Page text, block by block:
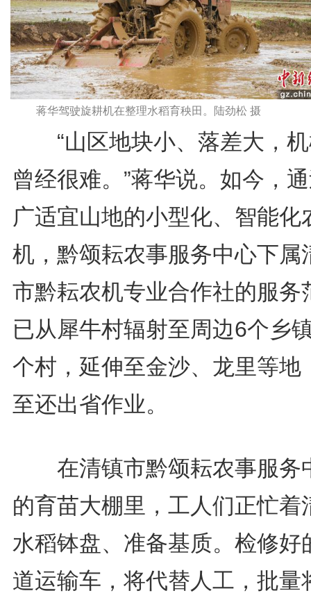
蒋华驾驶旋耕机在整理水稻育秧田。陆劲松 摄
“山区地块小、落差大，机
曾经很难。”蒋华说。如今，
广适宜山地的小型化、智能化
机，黔颂耘农事服务中心下属
市黔耘农机专业合作社的服务
已从犀牛村辐射至周边6个乡
个村，延伸至金沙、龙里等地
至还出省作业。
在清镇市黔颂耘农事服务
的育苗大棚里，工人们正忙着
水稻钵盘、准备基质。检修好
道运输车，将代替人工，批量